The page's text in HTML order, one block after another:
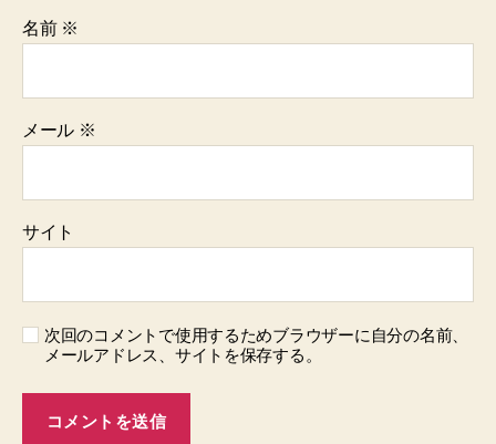
名前 ※
メール ※
サイト
次回のコメントで使用するためブラウザーに自分の名前、
メールアドレス、サイトを保存する。